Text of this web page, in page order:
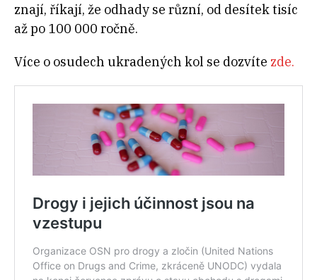
znají, říkají, že odhady se různí, od desítek tisíc
až po 100 000 ročně.
Více o osudech ukradených kol se dozvíte zde.